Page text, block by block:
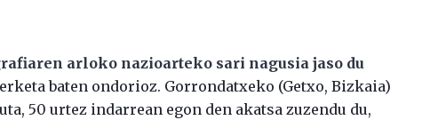
arloko nazioarteko sari nagusia jaso du
baten ondorioz. Gorrondatxeko (Getxo, Bizkaia)
50 urtez indarrean egon den akatsa zuzendu du,